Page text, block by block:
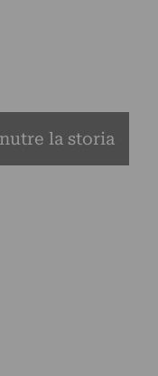
la storia